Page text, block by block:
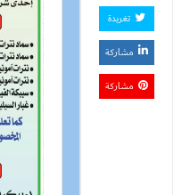
تغريدة
مشاركة
مشاركة